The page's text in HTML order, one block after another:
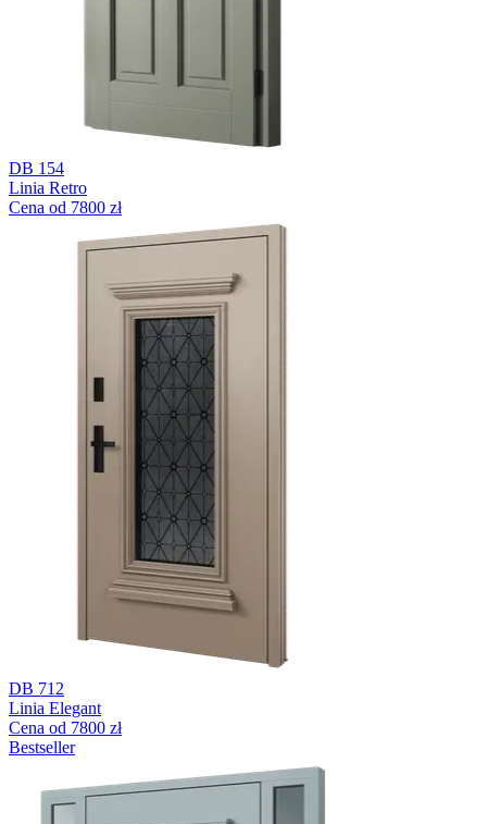
DB 154
Linia Retro
Cena od 7800 zł
DB 712
Linia Elegant
Cena od 7800 zł
Bestseller